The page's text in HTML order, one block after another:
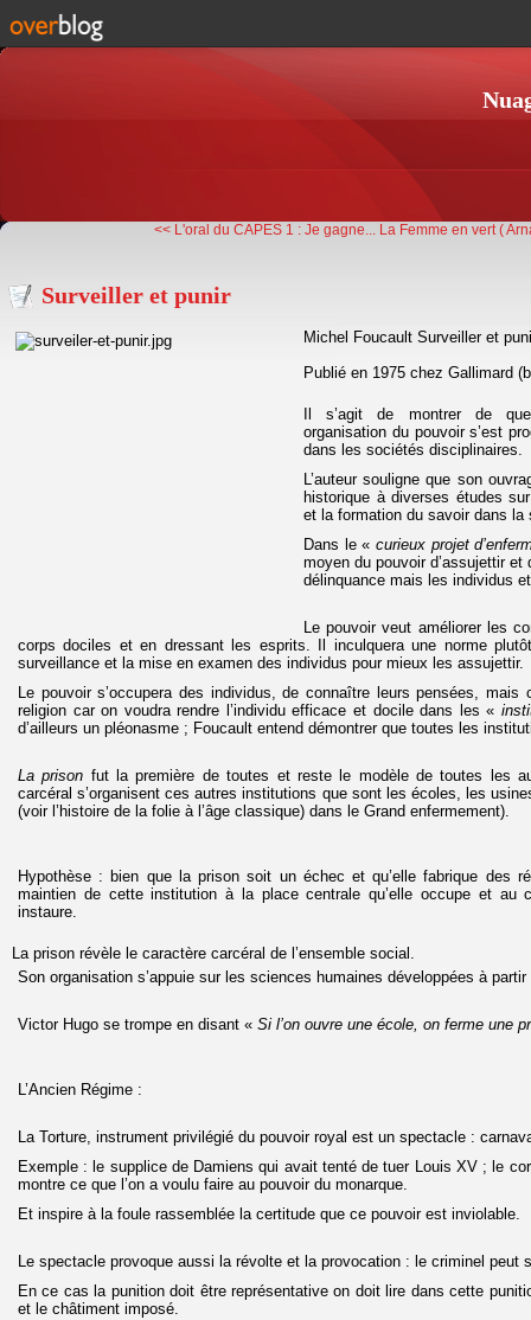
<< L'oral du CAPES 1 : Je gagne... La Femme en vert (
Surveiller et punir
Michel Foucault Surveiller et
Publié en 1975 chez Gallimard
Il s’agit de montrer de
organisation du pouvoir s’est
dans les sociétés disciplinaires.
L’auteur souligne que son
historique à diverses études
et la formation du savoir dans la
Dans le «curieux projet
moyen du pouvoir d’assujettir
délinquance mais les individus
Le pouvoir veut améliorer les
corps dociles et en dressant les esprits. Il inculquera une norme
surveillance et la mise en examen des individus pour mieux les assujettir.
Le pouvoir s’occupera des individus, de connaître leurs pensées,
religion car on voudra rendre l’individu efficace et docile dans les «
d’ailleurs un pléonasme ; Foucault entend démontrer que toutes les
La prison fut la première de toutes et reste le modèle de toutes les
carcéral s’organisent ces autres institutions que sont les écoles, les
(voir l’histoire de la folie à l’âge classique) dans le Grand enfermement).
Hypothèse : bien que la prison soit un échec et qu’elle fabrique des
maintien de cette institution à la place centrale qu’elle occupe et au
instaure.
La prison révèle le caractère carcéral de l’ensemble social.
Son organisation s’appuie sur les sciences humaines développées à
Victor Hugo se trompe en disant « Si l’on ouvre une école, on ferme une
L’Ancien Régime :
La Torture, instrument privilégié du pouvoir royal est un spectacle :
Exemple : le supplice de Damiens qui avait tenté de tuer Louis XV ; le
montre ce que l’on a voulu faire au pouvoir du monarque.
Et inspire à la foule rassemblée la certitude que ce pouvoir est inviolable.
Le spectacle provoque aussi la révolte et la provocation : le criminel peut
En ce cas la punition doit être représentative on doit lire dans cette
et le châtiment imposé.